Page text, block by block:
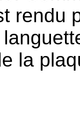
rendu
la